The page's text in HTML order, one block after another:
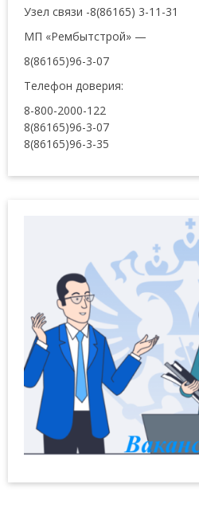
Узел связи -8(86165) 3-11-31
МП «Рембытстрой» —
8(86165)96-3-07
Телефон доверия:
8-800-2000-122
8(86165)96-3-07
8(86165)96-3-35